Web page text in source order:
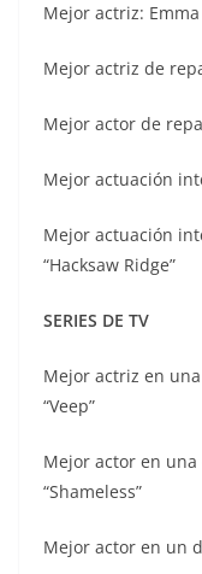
Mejor actriz: Emma
Mejor actriz de
Mejor actor de
Mejor actuación
Mejor actuación
“Hacksaw Ridge”
SERIES DE TV
Mejor actriz en
“Veep”
Mejor actor en una
“Shameless”
Mejor actor en un